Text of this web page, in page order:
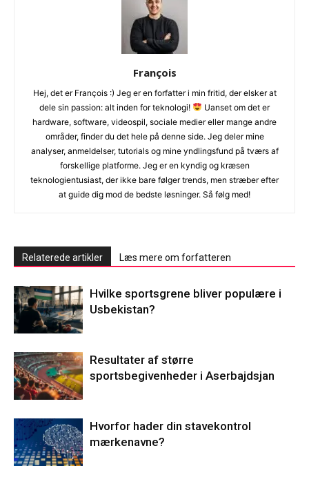
François
Hej, det er François :) Jeg er en forfatter i min fritid, der elsker at
dele sin passion: alt inden for teknologi!
Uanset om det er
hardware, software, videospil, sociale medier eller mange andre
områder, finder du det hele på denne side. Jeg deler mine
analyser, anmeldelser, tutorials og mine yndlingsfund på tværs af
forskellige platforme. Jeg er en kyndig og kræsen
teknologientusiast, der ikke bare følger trends, men stræber efter
at guide dig mod de bedste løsninger. Så følg med!
Relaterede artikler Læs mere om forfatteren
Hvilke sportsgrene bliver populære i
Usbekistan?
Resultater af større
sportsbegivenheder i Aserbajdsjan
Hvorfor hader din stavekontrol
mærkenavne?